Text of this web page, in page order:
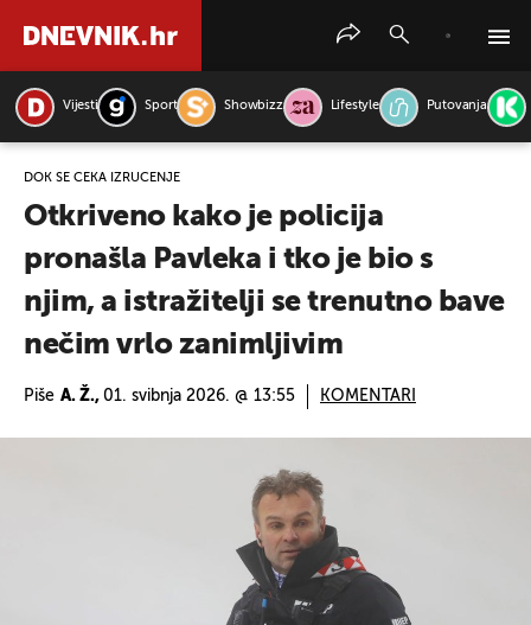
Vijesti Sport Showbizz Lifestyle Putovanja
DOK SE ČEKA IZRUČENJE
Otkriveno kako je policija
pronašla Pavleka i tko je bio s
njim, a istražitelji se trenutno bave
nečim vrlo zanimljivim
Piše A. Ž., 01. svibnja 2026. @ 13:55 KOMENTARI
PRETRAŽITE VIJESTI